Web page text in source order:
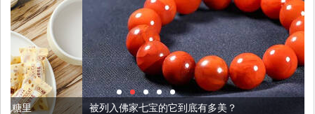
被列入佛家七宝的它到底有多美？